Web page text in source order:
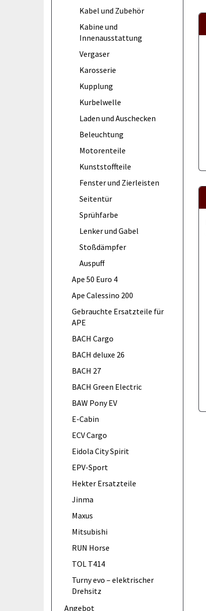
Kabel und Zubehör
Kabine und
Innenausstattung
Vergaser
Karosserie
Kupplung
Kurbelwelle
Laden und Auschecken
Beleuchtung
Motorenteile
Kunststoffteile
Fenster und Zierleisten
Seitentür
Sprühfarbe
Lenker und Gabel
Stoßdämpfer
Auspuff
Ape 50 Euro 4
Ape Calessino 200
Gebrauchte Ersatzteile für
APE
BACH Cargo
BACH deluxe 26
BACH 27
BACH Green Electric
BAW Pony EV
E-Cabin
ECV Cargo
Eidola City Spirit
EPV-Sport
Hekter Ersatzteile
Jinma
Maxus
Mitsubishi
RUN Horse
TOL T414
Turny evo – elektrischer
Drehsitz
Angebot